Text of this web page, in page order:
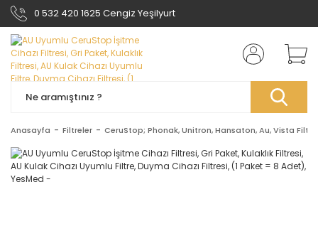
0 532 420 1625 Cengiz Yeşilyurt
Anasayfa Filtreler CeruStop; Phonak, Unitron, Hansaton, Au, Vista